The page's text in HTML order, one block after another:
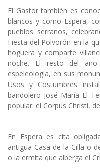
El Gastor también es
blancos y como Espera,
pueblos serranos,
Fiesta del Polvorón en la
hoguera y comparte
noche. El resto del
espeleología, en sus
Usos y Costumbres
bandolero José María El
popular: el Corpus Christi,
En Espera es cita
antigua Casa de la Cilla o
o la ermita que alberga el